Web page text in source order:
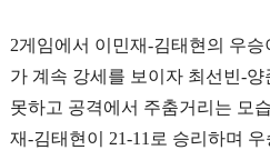
2게임에서 이민재-김태현의 우승
가 계속 강세를 보이자 최선빈-양
못하고 공격에서 주춤거리는 모
재-김태현이 21-11 로 승리하며